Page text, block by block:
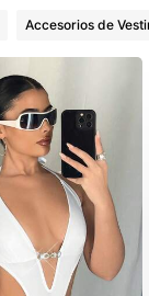
Accesorios de